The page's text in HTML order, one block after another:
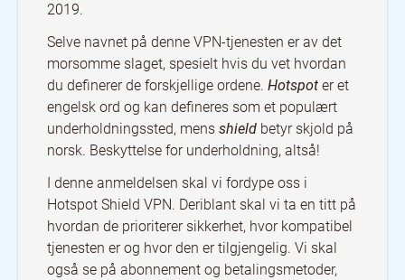
2019.
Selve navnet på denne VPN-tjenesten er av det
morsomme slaget, spesielt hvis du vet hvordan
du definerer de forskjellige ordene. Hotspot er et
engelsk ord og kan defineres som et populært
underholdningssted, mens shield betyr skjold på
norsk. Beskyttelse for underholdning, altså!
I denne anmeldelsen skal vi fordype oss i
Hotspot Shield VPN. Deriblant skal vi ta en titt på
hvordan de prioriterer sikkerhet, hvor kompatibel
tjenesten er og hvor den er tilgjengelig. Vi skal
også se på abonnement og betalingsmetoder,